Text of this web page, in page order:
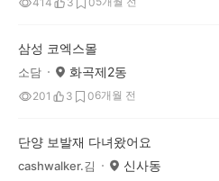
삼성 코엑스몰
소담 화곡제2동
201 3 06개월 전
단양 보발재 다녀왔어요
cashwalker.김 신사동